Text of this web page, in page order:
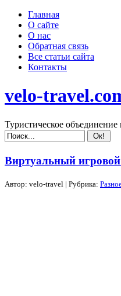
Главная
О сайте
О нас
Обратная связь
Все статьи сайта
Контакты
velo-
Туристическое объединение
Виртуальный
Автор: velo-travel | Рубрика: